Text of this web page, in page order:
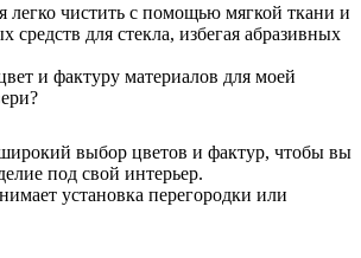
легко чистить с помощью мягкой ткани и
средств для стекла, избегая абразивных
и фактуру материалов для моей
выбор цветов и фактур, чтобы вы
под свой интерьер.
установка перегородки или